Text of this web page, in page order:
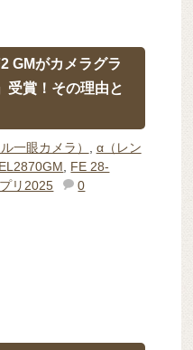
GMがカメラグラ
受賞！その理由と
一眼カメラ）
α（レン
FE 28-
リ2025
0